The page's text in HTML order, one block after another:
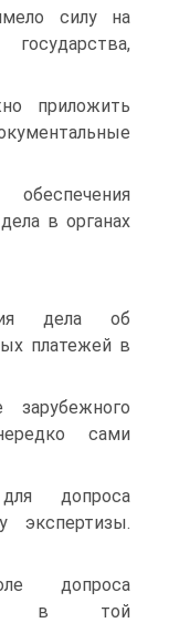
силу на
приложить
в органах
дела об
платежей в
сами
допроса
экспертизы.
допроса
в той